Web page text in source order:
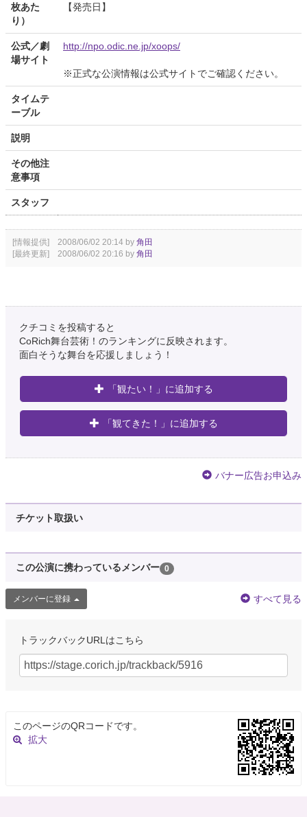
枚あた
り）
【発売日】
公式／劇
場サイト
http://npo.odic.ne.jp/xoops/
※正式な公演情報は公式サイトでご確認ください。
タイムテ
ーブル
説明
その他注
意事項
スタッフ
[情報提供] 2008/06/02 20:14 by 角田
[最終更新] 2008/06/02 20:16 by 角田
クチコミを投稿すると
CoRich舞台芸術！のランキングに反映されます。
面白そうな舞台を応援しましょう！
「観たい！」に追加する
「観てきた！」に追加する
バナー広告お申込み
チケット取扱い
この公演に携わっているメンバー 0
メンバーに登録 すべて見る
トラックバックURLはこちら
このページのQRコードです。
拡大